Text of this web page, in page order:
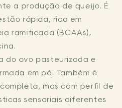
a produção de queijo. É
rápida, rica em
ramificada (BCAAs),
do ovo pasteurizada e
em pó. Também é
mas com perfil de
sensoriais diferentes